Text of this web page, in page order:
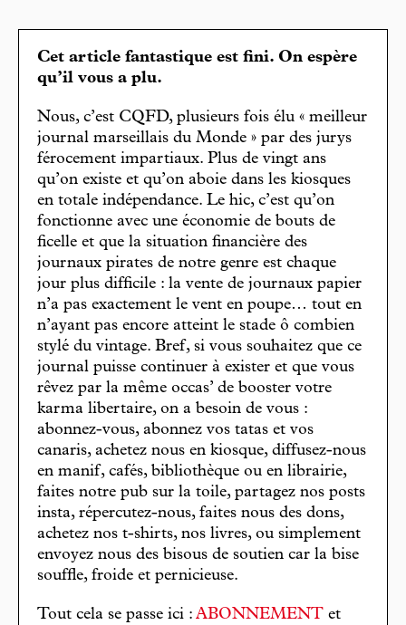
Cet article fantastique est fini. On espère
qu’il vous a plu.
Nous, c’est CQFD, plusieurs fois élu « meilleur
journal marseillais du Monde » par des jurys
férocement impartiaux. Plus de vingt ans
qu’on existe et qu’on aboie dans les kiosques
en totale indépendance. Le hic, c’est qu’on
fonctionne avec une économie de bouts de
ficelle et que la situation financière des
journaux pirates de notre genre est chaque
jour plus difficile : la vente de journaux papier
n’a pas exactement le vent en poupe… tout en
n’ayant pas encore atteint le stade ô combien
stylé du vintage. Bref, si vous souhaitez que ce
journal puisse continuer à exister et que vous
rêvez par la même occas’ de booster votre
karma libertaire, on a besoin de vous :
abonnez-vous, abonnez vos tatas et vos
canaris, achetez nous en kiosque, diffusez-nous
en manif, cafés, bibliothèque ou en librairie,
faites notre pub sur la toile, partagez nos posts
insta, répercutez-nous, faites nous des dons,
achetez nos t-shirts, nos livres, ou simplement
envoyez nous des bisous de soutien car la bise
souffle, froide et pernicieuse.
Tout cela se passe ici : ABONNEMENT et